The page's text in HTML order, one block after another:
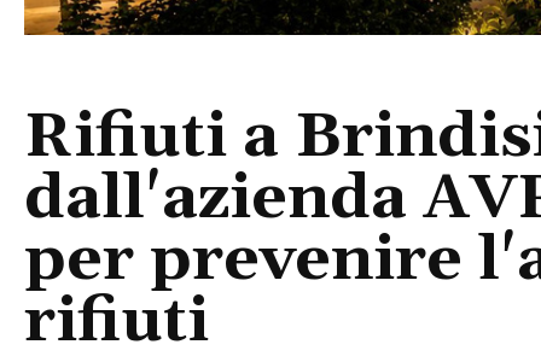
Rifiuti a
dall'azienda
per prevenire
rifiuti